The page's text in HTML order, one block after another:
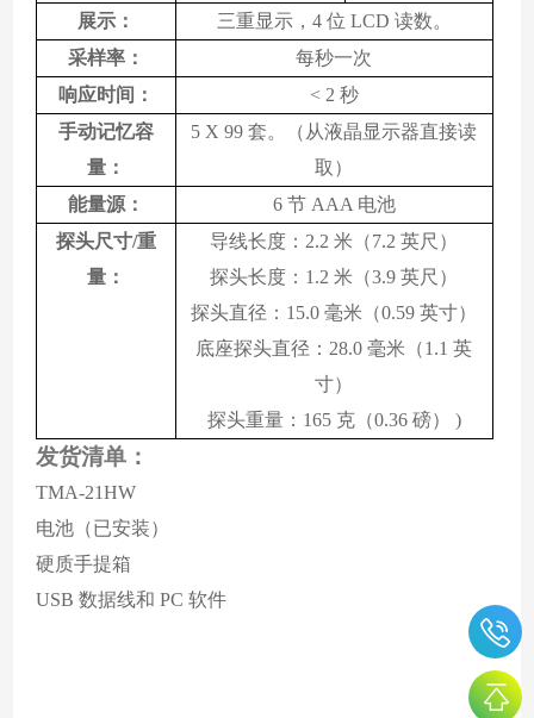
展示：
三重显示， 4 位 LCD 读数。
采样率：
每秒一次
响应时间：
< 2 秒
手动记忆容
量：
5 X 99 套。（从液晶显示器直接读
取）
能量源：
6 节 AAA 电池
探头尺寸/重
量：
导线长度： 2.2 米（7.2 英尺）
探头长度： 1.2 米（3.9 英尺）
探头直径：15.0 毫米（0.59 英寸）
底座探头直径： 28.0 毫米（1.1 英
寸）
探头重量： 165 克（0.36 磅） )
发货清单：
TMA-21HW
电池（已安装）
硬质手提箱
USB 数据线和 PC 软件